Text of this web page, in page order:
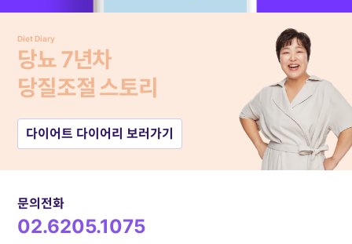
Diet Diary
당뇨 7년차
당질조절 스토리
다이어트 다이어리 보러가기
문의전화
02.6205.1075